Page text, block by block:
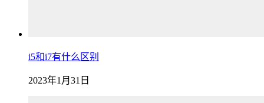
i5和i7有什么区别
2023年1月31日